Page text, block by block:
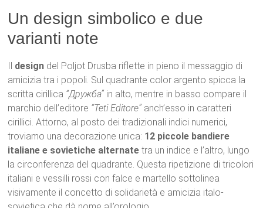
Un design simbolico e due
varianti note
design del Poljot Drusba riflette in pieno il messaggio di
amicizia tra i popoli. Sul quadrante color argento spicca la
scritta cirillica “Дружба” in alto, mentre in basso compare il
marchio dell’editore “Teti Editore” anch’esso in caratteri
cirillici. Attorno, al posto dei tradizionali indici numerici,
troviamo una decorazione unica: 12 piccole bandiere
italiane e sovietiche alternate tra un indice e l’altro, lungo
la circonferenza del quadrante. Questa ripetizione di tricolori
italiani e vessilli rossi con falce e martello sottolinea
visivamente il concetto di solidarietà e amicizia italo-